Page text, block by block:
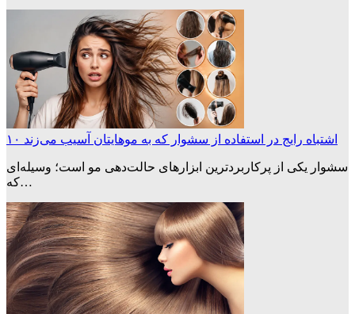
۱۰ اشتباه رایج در استفاده از سشوار که به موهایتان آسیب می‌زند
سشوار یکی از پرکاربردترین ابزارهای حالت‌دهی مو است؛ وسیله‌ای
که…